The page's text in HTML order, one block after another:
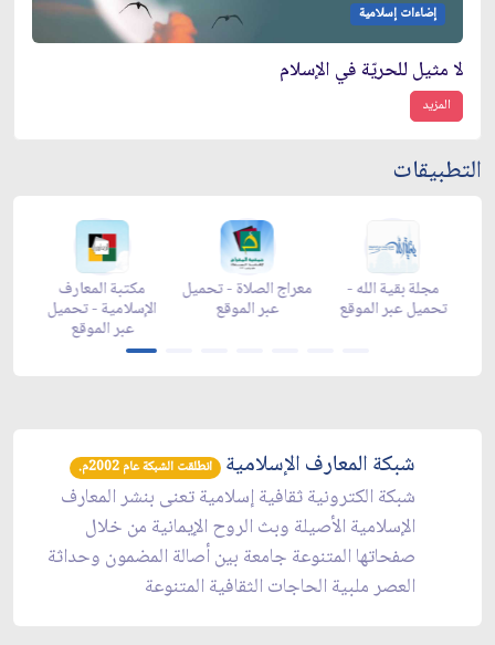
إضاءات إسلامية
لا مثيل للحريّة في الإسلام
المزيد
التطبيقات
مجلة بقية الله -
تحميل عبر
زاد شهر رمضان -
تحميل عبر الموقع
زاد شهر رمضان -
appstore
رمضان -
شبكة المعارف الإسلامية انطلقت الشبكة عام 2002م.
شبكة الكترونية ثقافية إسلامية تعنى بنشر المعارف
الإسلامية الأصيلة وبث الروح الإيمانية من خلال
صفحاتها المتنوعة جامعة بين أصالة المضمون وحداثة
العصر ملبية الحاجات الثقافية المتنوعة